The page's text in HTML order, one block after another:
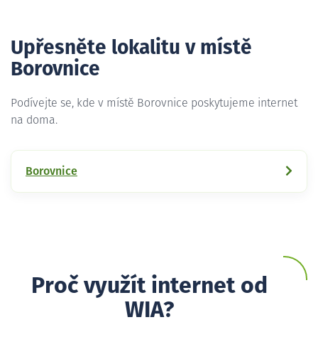
Upřesněte lokalitu v místě
Borovnice
Podívejte se, kde v místě Borovnice poskytujeme internet
na doma.
Borovnice
Proč využít internet od
WIA?